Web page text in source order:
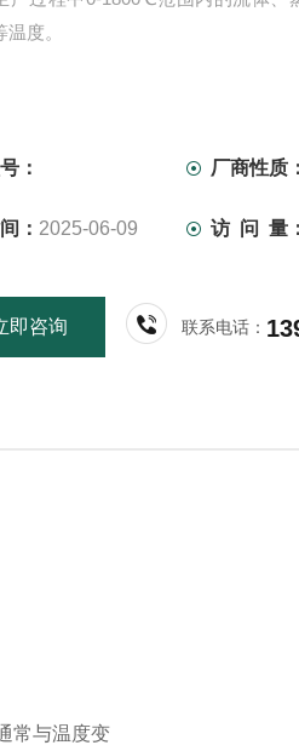
度。
： 厂商性质
： 2025-06-09 访 问 量：
即咨询 联系电话：
常与温度变